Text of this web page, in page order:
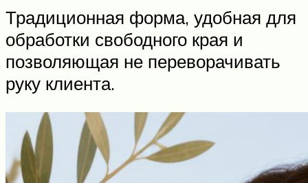
Традиционная форма, удобная для
обработки свободного края и
позволяющая не переворачивать
руку клиента.